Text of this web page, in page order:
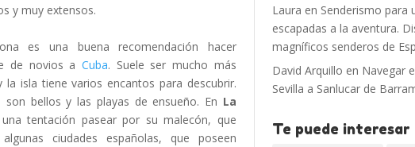
y muy extensos.
es una buena recomendación hacer
de novios a Cuba. Suele ser mucho más
la isla tiene varios encantos para descubrir.
son bellos y las playas de ensueño. En La
tentación pasear por su malecón, que
ciudades españolas, que poseen
Laura en Senderismo para
escapadas a la aventura.
magníficos senderos de
David Arquillo en Navegar
Sevilla a Sanlucar de
Te puede interesar